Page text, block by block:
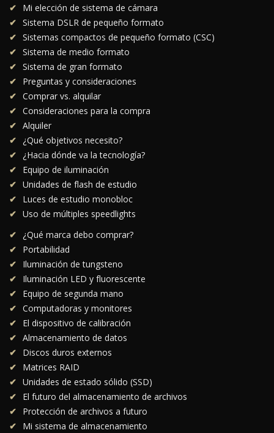
Mi elección de sistema de cámara
Sistema DSLR de pequeño formato
Sistemas compactos de pequeño formato (CSC)
Sistema de medio formato
Sistema de gran formato
Preguntas y consideraciones
Comprar vs. alquilar
Consideraciones para la compra
Alquiler
¿Qué objetivos necesito?
¿Hacia dónde va la tecnología?
Equipo de iluminación
Unidades de flash de estudio
Luces de estudio monobloc
Uso de múltiples speedlights
¿Qué marca debo comprar?
Portabilidad
Iluminación de tungsteno
Iluminación LED y fluorescente
Equipo de segunda mano
Computadoras y monitores
El dispositivo de calibración
Almacenamiento de datos
Discos duros externos
Matrices RAID
Unidades de estado sólido (SSD)
El futuro del almacenamiento de archivos
Protección de archivos a futuro
Mi sistema de almacenamiento